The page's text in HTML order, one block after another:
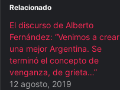
Relacionado
El discurso de Alberto
Fernández: “Venimos a crear
una mejor Argentina. Se
terminó el concepto de
venganza, de grieta…”
12 agosto, 2019